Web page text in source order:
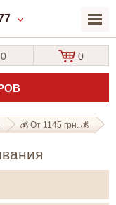
0 0
💰 От 1145 грн. 💰